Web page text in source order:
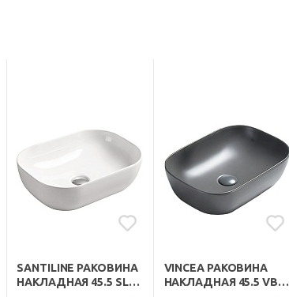
SANTILINE РАКОВИНА
НАКЛАДНАЯ 45.5 SL-
VINCEA РАКОВИНА
НАКЛАДНАЯ 45.5 VBS-